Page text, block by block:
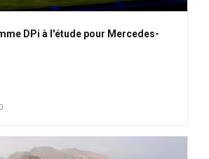
DPi à l'étude pour Mercedes-